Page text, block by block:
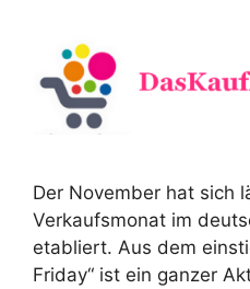
Der November hat sich
Verkaufsmonat im
etabliert. Aus dem
Friday“ ist ein ganzer